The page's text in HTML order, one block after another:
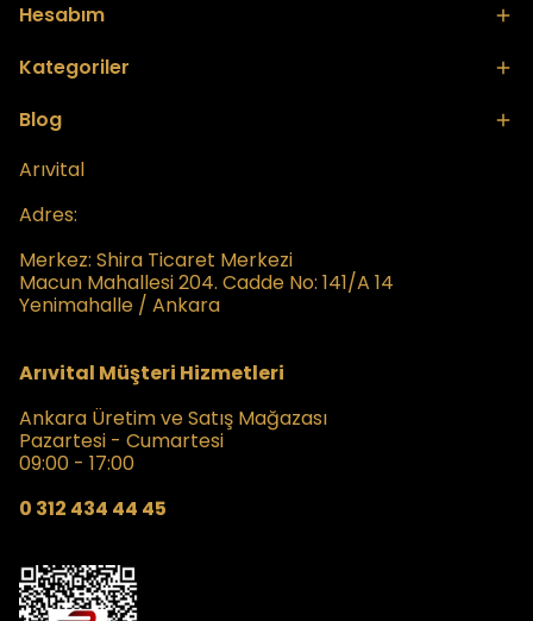
Hesabım
Kategoriler
Blog
Arıvital
Adres:
Merkez: Shira Ticaret Merkezi
Macun Mahallesi 204. Cadde No: 141/A 14
Yenimahalle / Ankara
Arıvital Müşteri Hizmetleri
Ankara Üretim ve Satış Mağazası
Pazartesi - Cumartesi
09:00 - 17:00
0 312 434 44 45